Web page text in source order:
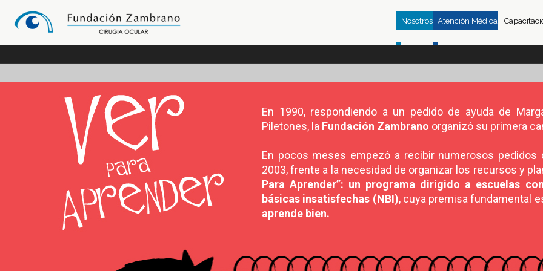
Nosotros Atención Médica
En 1990, respondiendo a un pedido de ayuda de
Piletones, la Fundación Zambrano organizó su primera
En pocos meses empezó a recibir numerosos pedidos
2003, frente a la necesidad de organizar los recursos y
Para Aprender”: un programa dirigido a escuelas
básicas insatisfechas (NBI), cuya premisa fundamental
aprende bien.